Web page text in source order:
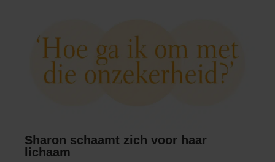
Sharon schaamt zich voor haar
lichaam